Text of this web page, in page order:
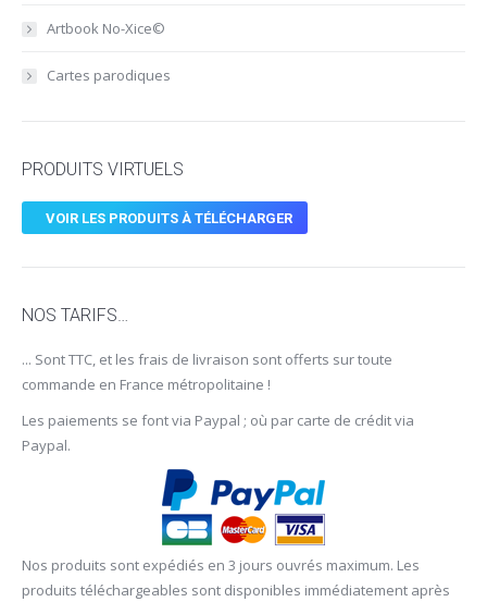
Artbook No-Xice©
Cartes parodiques
PRODUITS VIRTUELS
VOIR LES PRODUITS À TÉLÉCHARGER
NOS TARIFS…
... Sont TTC, et les frais de livraison sont offerts sur toute
commande en France métropolitaine !
Les paiements se font via Paypal ; où par carte de crédit via
Paypal.
Nos produits sont expédiés en 3 jours ouvrés maximum. Les
produits téléchargeables sont disponibles immédiatement après